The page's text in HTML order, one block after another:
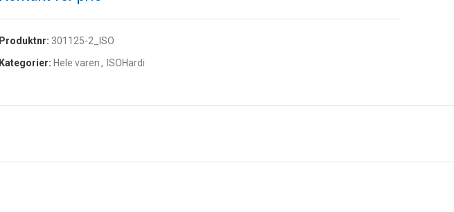
Produktnr: 301125-2_ISO
Kategorier: Hele varen, ISOHardi